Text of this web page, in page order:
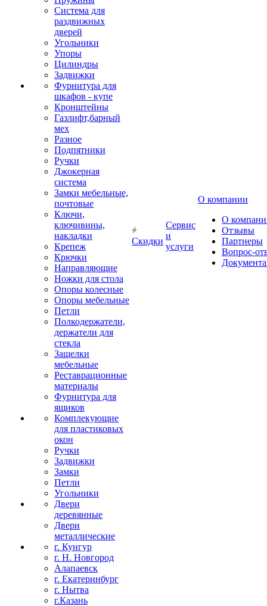
Система для
раздвижных
дверей
Угольники
Упоры
Цилиндры
Задвижки
Фурнитура для
шкафов - купе
Кронштейны
Газлифт,барный
мех
Разное
Подпятники
Ручки
Джокерная
система
Замки мебельные,
почтовые
Ключи,
ключивины,
накладки
Крепеж
Крючки
Направляющие
Ножки для стола
Опоры колесные
Опоры мебельные
Петли
Полкодержатели,
держатели для
стекла
Защелки
мебельные
Реставрационные
материалы
Фурнитура для
ящиков
Комплекующие
для пластиковых
окон
Ручки
Задвижки
Замки
Петли
Угольники
Двери
деревянные
Двери
металлические
г. Кунгур
г. Н. Новгород
Алапаевск
г. Екатеринбург
г. Нытва
г.Казань
Скидки
Сервис
и
услуги
О компании
О
Отзывы
Партнеры
Вопрос-